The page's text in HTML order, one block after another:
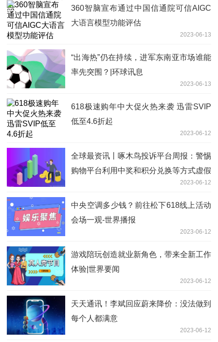
360智脑宣布通过中国信通院可信AIGC
大语言模型功能评估
2023-06-13
“出海热”仍在持续，进军东南亚市场谁能
率先突围？|环球讯息
2023-06-13
618极速购年中大促火热来袭 迅雷SVIP
低至4.6折起
2023-06-12
全球最资讯丨啄木鸟投诉平台周报：警惕
购物平台利用中奖和积分兑换等方式虚假
2023-06-12
中央空调多少钱？前往松下618线上活动
会场一观-世界播报
2023-06-12
游戏陪玩创造就业新角色，带来全新工作
体验|世界要闻
2023-06-12
天天通讯！李斌回应蔚来降价：没法做到
每个人都满意
2023-06-12